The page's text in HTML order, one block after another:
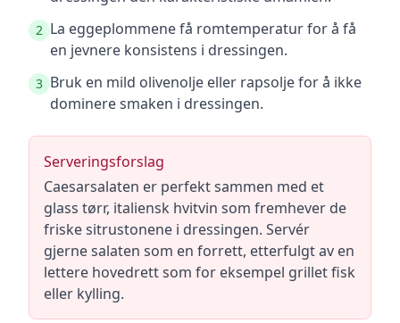
2 La eggeplommene få romtemperatur for å få
en jevnere konsistens i dressingen.
3 Bruk en mild olivenolje eller rapsolje for å ikke
dominere smaken i dressingen.
Serveringsforslag
Caesarsalaten er perfekt sammen med et
glass tørr, italiensk hvitvin som fremhever de
friske sitrustonene i dressingen. Servér
gjerne salaten som en forrett, etterfulgt av en
lettere hovedrett som for eksempel grillet fisk
eller kylling.